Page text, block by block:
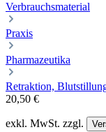
Verbrauchsmaterial
Praxis
Pharmazeutika
Retraktion,
20,50 €
exkl. MwSt. zzgl.